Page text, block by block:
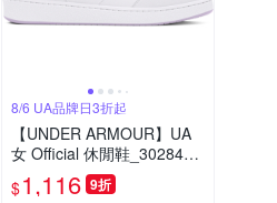
8/6 UA品牌日3折起
【UNDER ARMOUR】UA
女 Official 休閒鞋_3028487
-100
$1,116 9折